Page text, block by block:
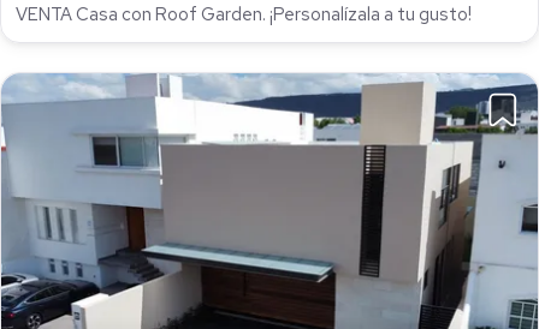
VENTA Casa con Roof Garden. ¡Personalízala a tu gusto!